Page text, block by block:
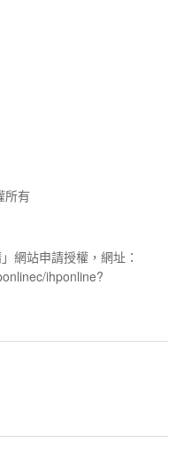
所有
網站申請授權，網址：
ihponline?